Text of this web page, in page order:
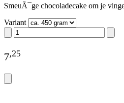
SmeuÃ¯ge chocoladecake om je
Variant
7,25